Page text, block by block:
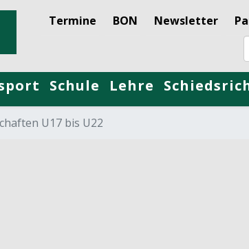
Termine BON Newsletter
Schule Lehre
U17 bis U22